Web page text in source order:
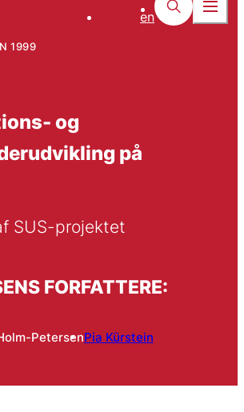
en
1999
og
på
SUS-projektet
FORFATTERE:
PetersenPia Kürstein